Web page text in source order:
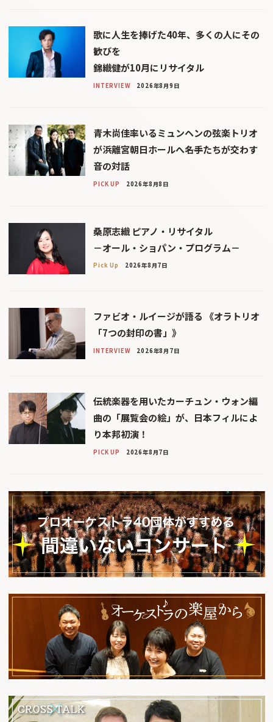
歌に人生を捧げた40年、多くの人にその
歓びを
錦織健が10月にリサイタル
INTERVIEW 2026年8月9日
青木尚佳率いるミュンヘンの弦楽トリオ
が浜離宮朝日ホールへ――名手たちが交わす
音の対話
PICK UP 2026年8月8日
桑原志織 ピアノ・リサイタル
－オール・ショパン・プログラム－
Pick Up 2026年8月7日
ファビオ・ルイージが語る 《オラトリオ
「7つの封印の書」》
INTERVIEW 2026年8月7日
伝統楽器を用いたカーチュン・ウォン編
曲の「展覧会の絵」が、日本フィルによ
り本邦初演！
PICK UP 2026年8月7日